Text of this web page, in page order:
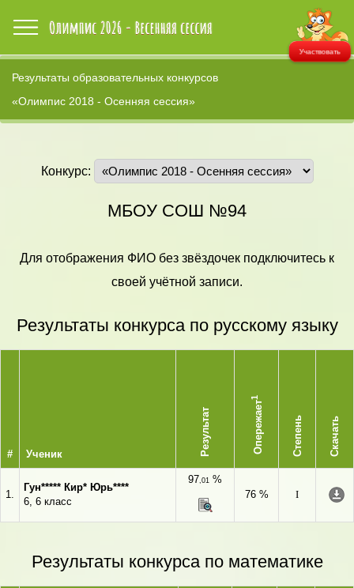
Участвовать
Результаты образовательных конкурсов
«Олимпис 2018 - Осенняя сессия»
Конкурс:
МБОУ СОШ №94
Для отображения ФИО без звёздочек подключитесь к
своей учётной записи.
Результаты конкурса по русскому языку
# Ученик Результат Опережает
1
Степень Скачать
1.
Гун***** Кир* Юрь****
6, 6 класс
97,01 %
76 %
I
Результаты конкурса по математике